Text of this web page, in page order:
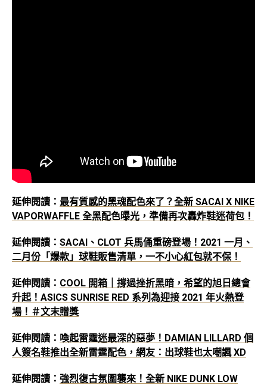
延伸閱讀： 最有質感的黑魂配色來了？全新 SACAI X NIKE
VAPORWAFFLE 全黑配色曝光，準備再次轟炸鞋迷荷包！
延伸閱讀： SACAI、CLOT 兵馬俑重磅登場！2021 一月、
二月份「爆款」球鞋販售清單，一不小心紅包就不保！
延伸閱讀： COOL 開箱｜撐過挫折黑暗，希望的旭日總會
升起！ASICS SUNRISE RED 系列為迎接 2021 年火熱登
場！＃文末贈獎
延伸閱讀： 喚起雷霆迷最深的惡夢！DAMIAN LILLARD 個
人簽名鞋推出全新雷霆配色，網友：出球鞋也太嘲諷 XD
延伸閱讀： 強烈復古氛圍襲來！全新 NIKE DUNK LOW